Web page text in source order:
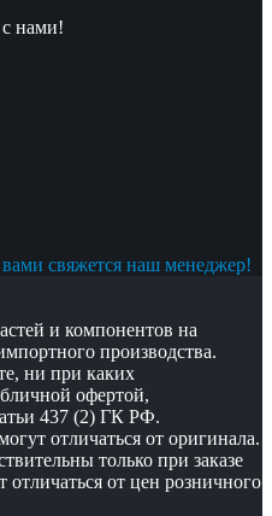
нами!
свяжется наш менеджер!
и компонентов на
производства.
ни при каких
офертой,
437 (2) ГК РФ.
отличаться от оригинала.
только при заказе
отличаться от цен розничного